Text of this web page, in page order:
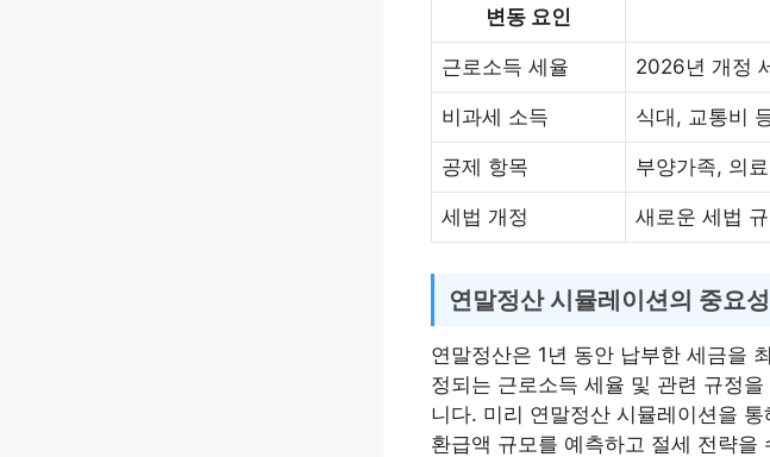
변동 요인
근로소득 세율 2026년 개정
비과세 소득 식대, 교통비
공제 항목 부양가족, 의
세법 개정 새로운 세법
연말정산 시뮬레이션의 중요성
연말정산은 1년 동안 납부한 세금을
정되는 근로소득 세율 및 관련 규정
니다. 미리 연말정산 시뮬레이션을
환급액 규모를 예측하고 절세 전략